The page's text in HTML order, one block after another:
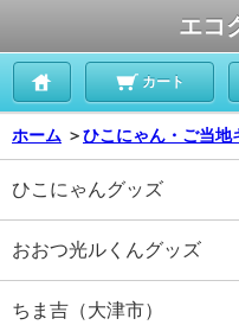
エコ
カート
ホーム ＞ひこにゃん・ご当地
ひこにゃんグッズ
おおつ光ルくんグッズ
ちま吉（大津市）